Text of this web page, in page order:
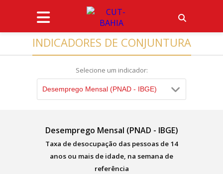
INDICADORES DE CONJUNTURA
Selecione um indicador:
Desemprego Mensal (PNAD - IBGE)
Desemprego Mensal (PNAD - IBGE)
Taxa de desocupação das pessoas de 14
anos ou mais de idade, na semana de
referência